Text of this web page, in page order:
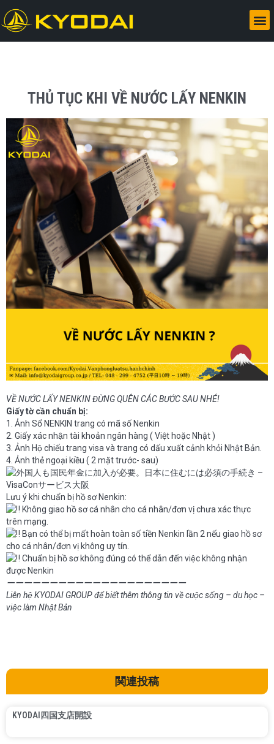
THỦ TỤC KHI VỀ NƯỚC LẤY NENKIN
VỀ NƯỚC LẤY NENKIN ĐỪNG QUÊN CÁC BƯỚC SAU NHÉ!
Giấy tờ cần chuẩn bị:
1. Ảnh Sổ NENKIN trang có mã số Nenkin
2. Giấy xác nhận tài khoản ngân hàng ( Việt hoặc Nhật )
3. Ảnh Hộ chiếu trang visa và trang có dấu xuất cảnh khỏi Nhật Bản.
4. Ảnh thẻ ngoại kiều ( 2 mặt trước- sau)
Lưu ý khi chuẩn bị hồ sơ Nenkin:
Không giao hồ sơ cá nhân cho cá nhân/đơn vị chưa xác thực
trên mạng.
Bạn có thể bị mất hoàn toàn số tiền Nenkin lần 2 nếu giao hồ sơ
cho cá nhân/đơn vị không uy tín.
Chuẩn bị hồ sơ không đúng có thể dẫn đến việc không nhận
được Nenkin
ーーーーーーーーーーーーーーーーーーーーー
Liên hệ KYODAI GROUP để biết thêm thông tin về cuộc sống – du học –
việc làm Nhật Bản
関連投稿
KYODAI四国支店開設